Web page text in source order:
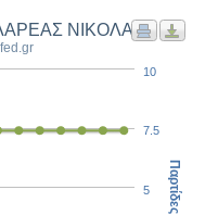
ΝΙΚΟΛΑΟΣ
5
7.5
10
Παρτίδες